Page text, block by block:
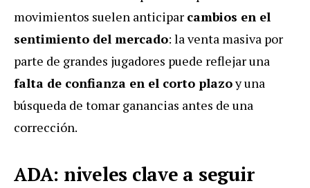
movimientos suelen anticipar cambios en el
sentimiento del mercado: la venta masiva por
parte de grandes jugadores puede reflejar una
falta de confianza en el corto plazoy una
búsqueda de tomar ganancias antes de una
corrección.
ADA: niveles clave a seguir